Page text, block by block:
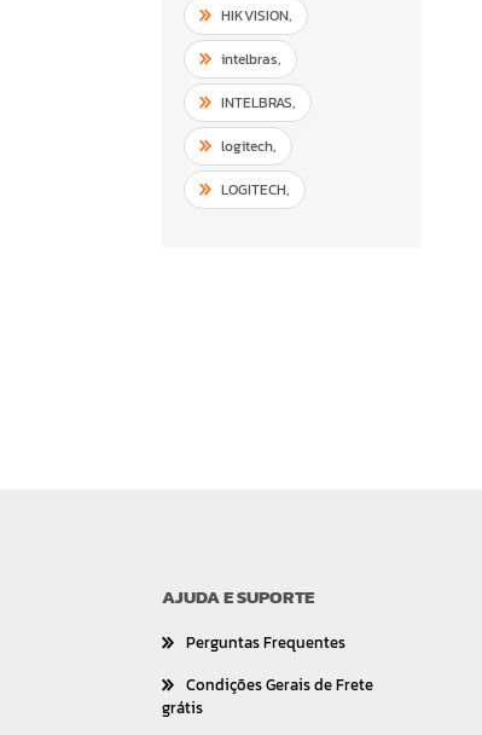
HIKVISION,
intelbras,
INTELBRAS,
logitech,
LOGITECH,
AJUDA E SUPORTE
Perguntas Frequentes
Condições Gerais de Frete
grátis